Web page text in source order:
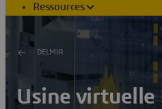
Ressources
DELMIA
Usine virtuelle